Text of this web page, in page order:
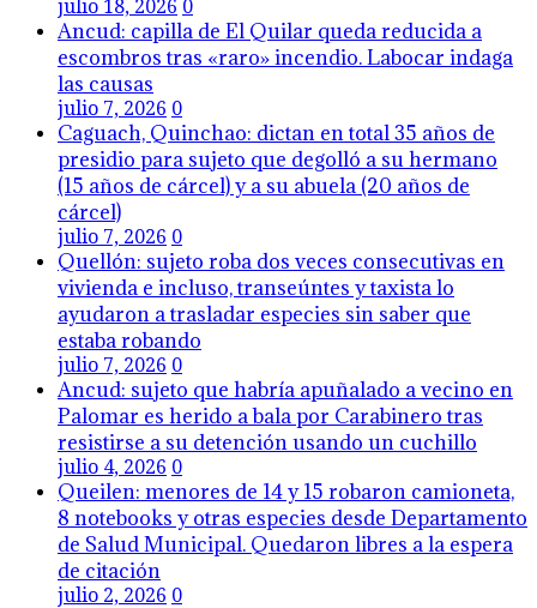
julio 18, 2026 0
Ancud: capilla de El Quilar queda reducida a
escombros tras «raro» incendio. Labocar indaga
las causas
julio 7, 2026 0
Caguach, Quinchao: dictan en total 35 años de
presidio para sujeto que degolló a su hermano
(15 años de cárcel) y a su abuela (20 años de
cárcel)
julio 7, 2026 0
Quellón: sujeto roba dos veces consecutivas en
vivienda e incluso, transeúntes y taxista lo
ayudaron a trasladar especies sin saber que
estaba robando
julio 7, 2026 0
Ancud: sujeto que habría apuñalado a vecino en
Palomar es herido a bala por Carabinero tras
resistirse a su detención usando un cuchillo
julio 4, 2026 0
Queilen: menores de 14 y 15 robaron camioneta,
8 notebooks y otras especies desde Departamento
de Salud Municipal. Quedaron libres a la espera
de citación
julio 2, 2026 0